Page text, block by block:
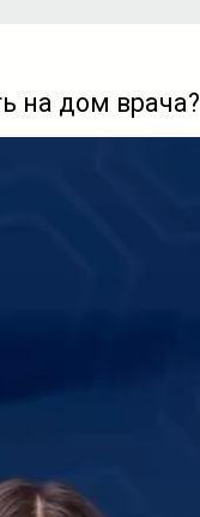
на дом врача?